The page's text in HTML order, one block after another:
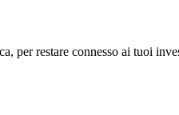
per restare connesso ai tuoi